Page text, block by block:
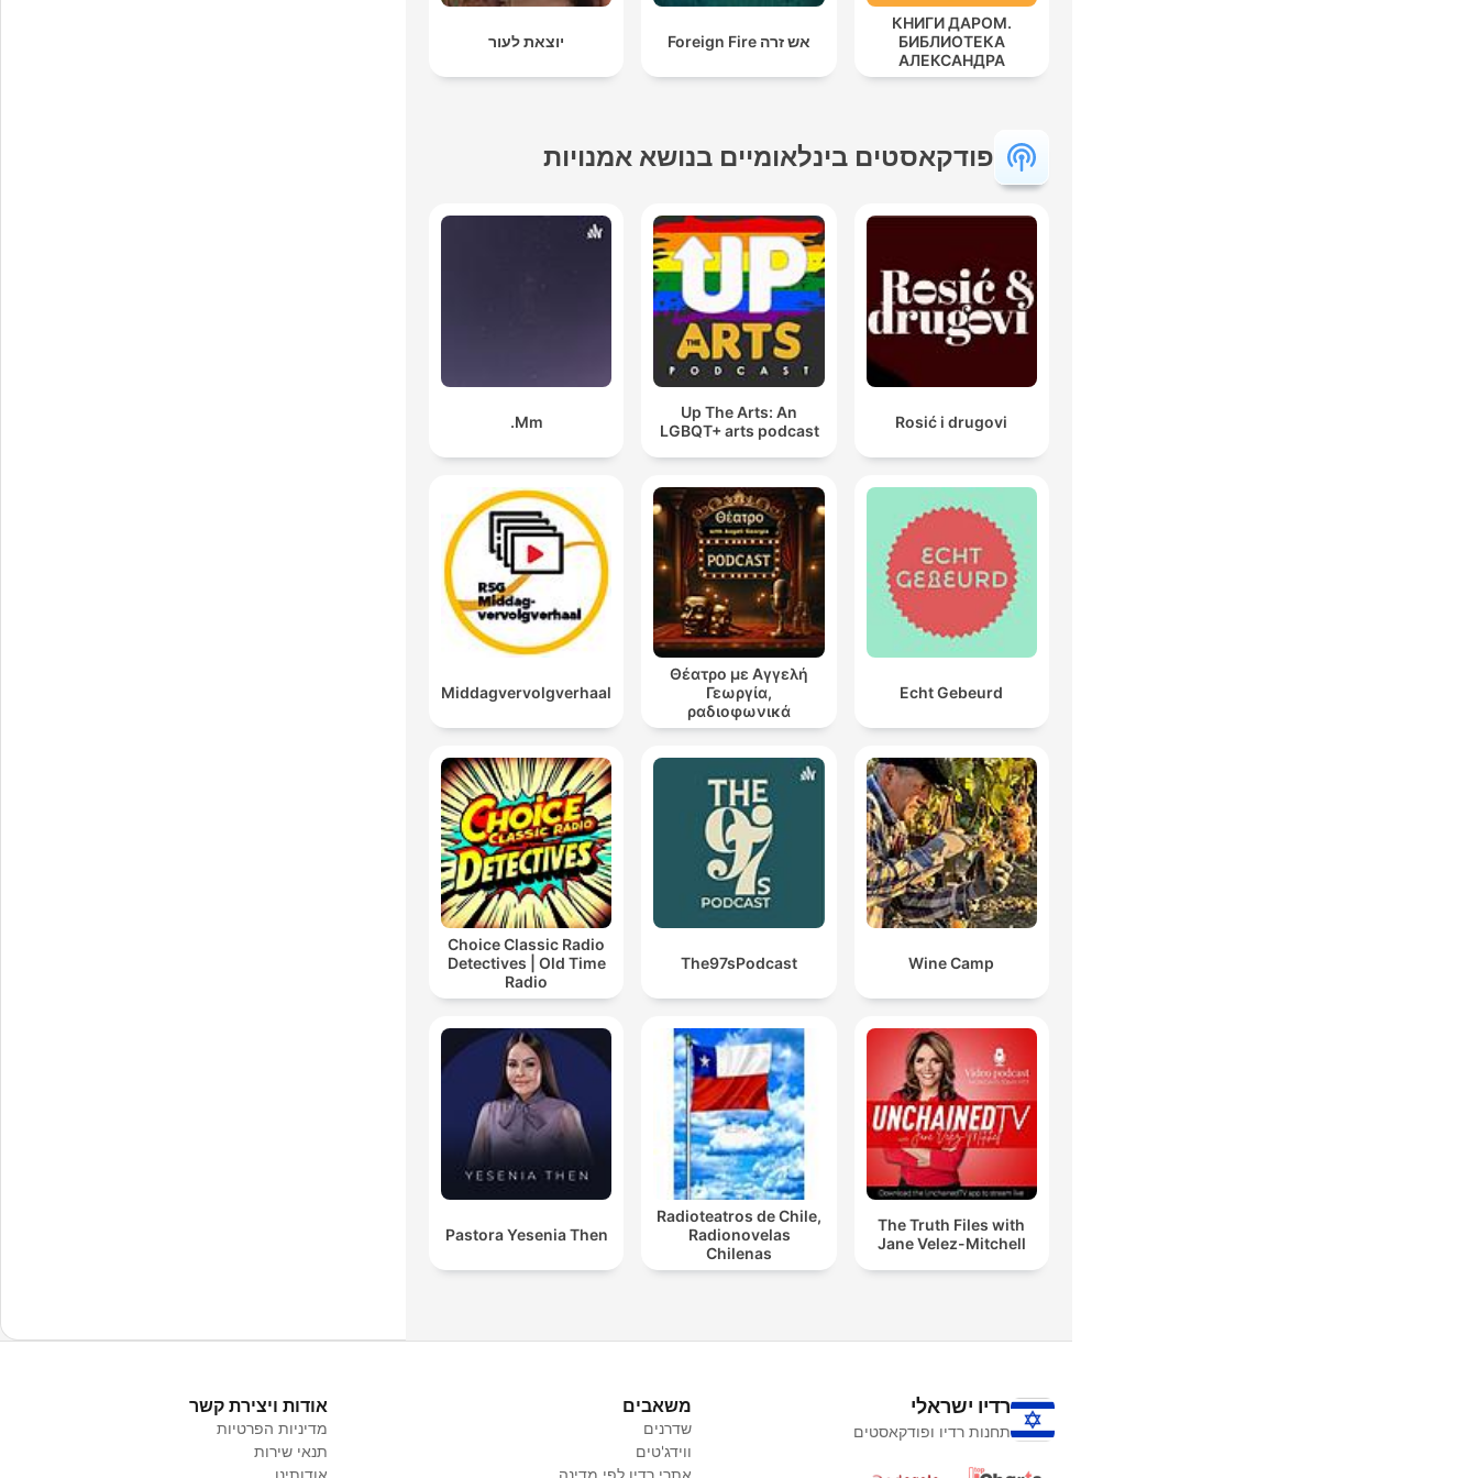
КНИГИ ДАРОМ.
БИБЛИОТЕКА
АЛЕКСАНДРА
ТАТАРИНЦЕВА
אש זרה Foreign Fire יוצאת לעור
פודקאסטים בינלאומיים בנושא אמנויות
Rosić i drugovi
Up The Arts: An
LGBQT+ arts podcast
Mm.
Echt Gebeurd
Θέατρο με Αγγελή
Γεωργία,
ραδιοφωνικά
θεατρικά έργα
Middagvervolgverhaal
Wine Camp
The97sPodcast
Choice Classic Radio
Detectives | Old Time
Radio
The Truth Files with
Jane Velez-Mitchell
Radioteatros de Chile,
Radionovelas
Chilenas
Pastora Yesenia Then
רדיו ישראלי
תחנות רדיו ופודקאסטים
משאבים
שדרנים
ווידג'טים
אתרי רדיו לפי מדינה
אודות ויצירת קשר
מדיניות הפרטיות
תנאי שירות
אודותינו